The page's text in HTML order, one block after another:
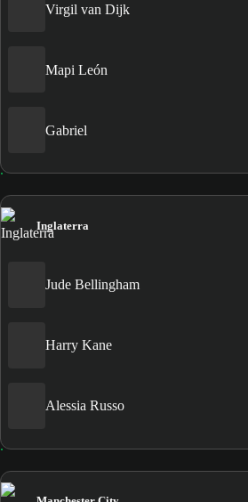
Virgil van Dijk
Mapi León
Gabriel
Inglaterra
Jude Bellingham
Harry Kane
Alessia Russo